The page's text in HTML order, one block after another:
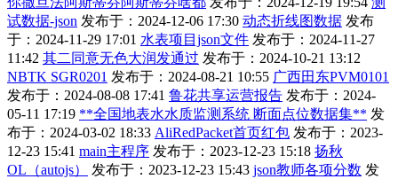
试数据-json 发布于：2024-12-06 17:30 动态折线图数据 发布
于：2024-11-29 17:01 水表项目json文件 发布于：2024-11-27
11:42 其二同意无色大润发通过 发布于：2024-10-21 13:12
NBTK SGR0201 发布于：2024-08-21 10:55 广西田东PVM0101
发布于：2024-08-08 17:41 鲁花共享运营报告 发布于：2024-
05-11 17:19 **全国地表水水质监测系统 断面点位数据集** 发
布于：2024-03-02 18:33 AliRedPacket首页红包 发布于：2023-
12-23 15:41 main主程序 发布于：2023-12-23 15:18 扬秋
OL（autojs）
发布于：2023-12-23 15:43 json教师各项分数 发